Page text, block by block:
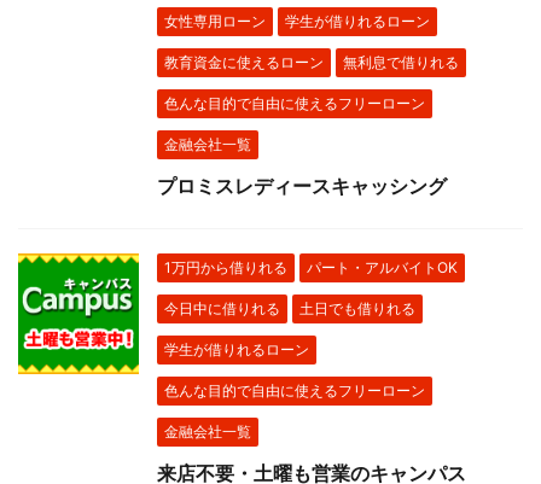
女性専用ローン 学生が借りれるローン
教育資金に使えるローン 無利息で借りれる
色んな目的で自由に使えるフリーローン
金融会社一覧
プロミスレディースキャッシング
1万円から借りれる パート・アルバイトOK
今日中に借りれる 土日でも借りれる
学生が借りれるローン
色んな目的で自由に使えるフリーローン
金融会社一覧
来店不要・土曜も営業のキャンパス